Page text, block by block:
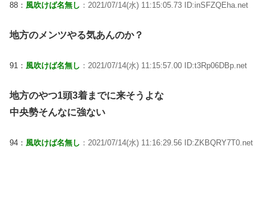
88： 風吹けば名無し ：2021/07/14(水) 11:15:05.73 ID:inSFZQEha.net
地方のメンツやる気あんのか？
91： 風吹けば名無し ：2021/07/14(水) 11:15:57.00 ID:t3Rp06DBp.net
地方のやつ1頭3着までに来そうよな
中央勢そんなに強ない
94： 風吹けば名無し ：2021/07/14(水) 11:16:29.56 ID:ZKBQRY7T0.net